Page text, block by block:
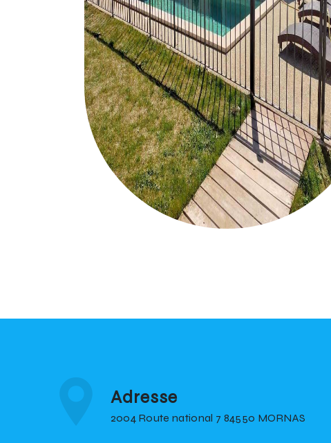
Adresse
2004 Route national 7 84550 MORNAS